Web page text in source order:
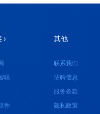
联
件
其他
联系我们
招聘信息
服务条款
隐私政策